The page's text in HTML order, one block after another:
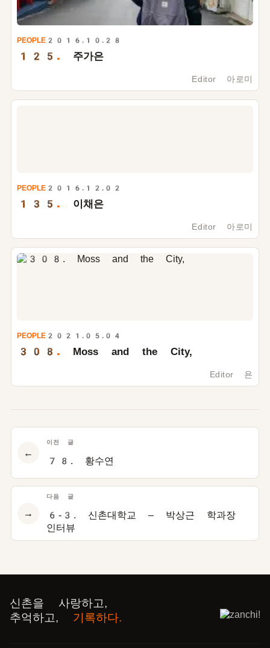
PEOPLE 2016.10.28
125. 주가은
Editor 아로미
PEOPLE 2016.12.02
135. 이채은
Editor 아로미
PEOPLE 2021.05.04
308. Moss and the City,
Editor 욘
←
이전 글
78. 황수연
다음 글
6-3. 신촌대학교 – 박상근 학과장
인터뷰
→
신촌을 사랑하고,
추억하고, 기록하다.